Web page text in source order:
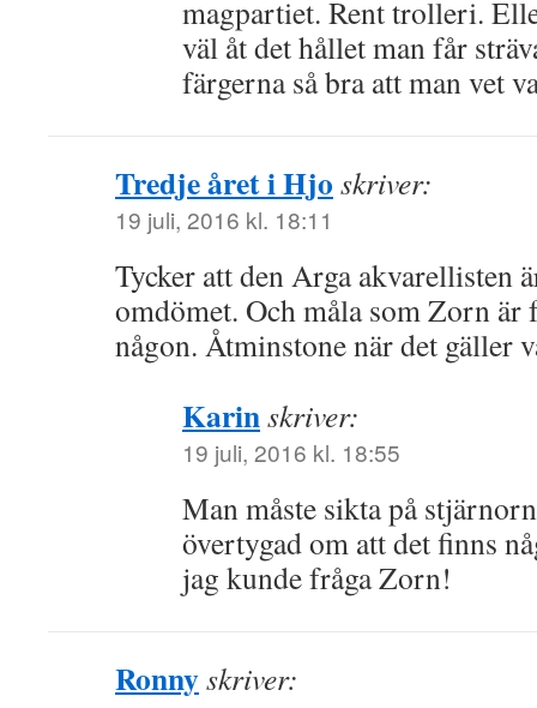
magpartiet. Rent trolleri.
väl åt det hållet man får
färgerna så bra att man vet
Tredje året i Hjo skriver:
19 juli, 2016 kl. 18:11
Tycker att den Arga akvarellisten
omdömet. Och måla som Zorn är
någon. Åtminstone när det gäller
Karinskriver:
19 juli, 2016 kl. 18:55
Man måste sikta på
övertygad om att det finns
jag kunde fråga Zorn!
Ronnyskriver: